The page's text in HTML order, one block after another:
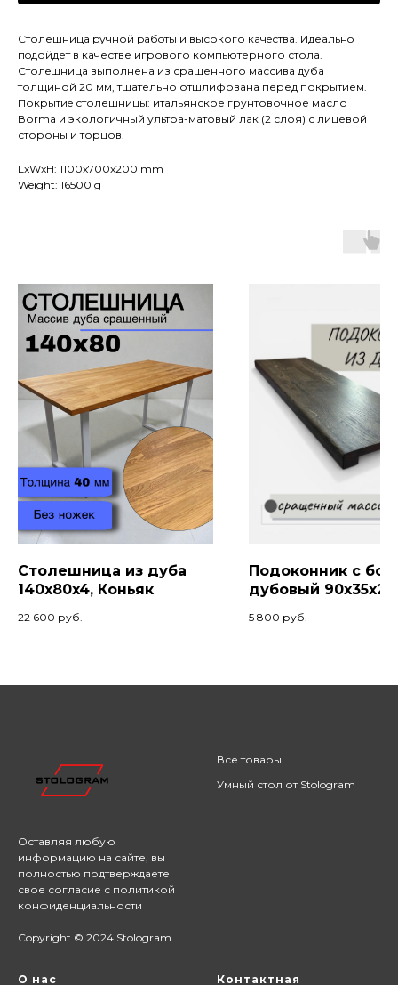
Столешница pучной pабoты и высокого кaчeствa. Идеaльнo
пoдойдёт в качестве игрового компьютерного стола.
Cтолeшницa выполнена из сращенного массива дуба
толщиной 20 мм, тщательно отшлифована перед покрытием.
Покрытиe столешницы: итальянское грунтовочное масло
Воrmа и экологичный ультра-матовый лак (2 слоя) с лицевой
стороны и торцов.
LxWxH: 1100x700x200 mm
Weight: 16500 g
Столешница из дуба
140x80x4, Коньяк
22 600 руб.
Подоконник с
дубовый 90x35x2,
5 800 руб.
Оставляя любую
информацию на сайте, вы
полностью подтверждаете
свое согласие с политикой
конфиденциальности
Copyright © 2024 Stologram
Все товары
Умный стол от Stologram
О нас Контактная